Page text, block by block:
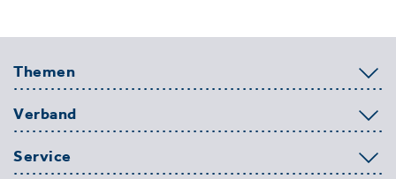
Themen
Verband
Service